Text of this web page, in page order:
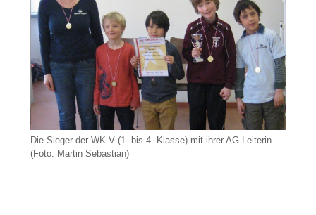
Die Sieger der WK V (1. bis 4. Klasse) mit ihrer AG-Leiterin
(Foto: Martin Sebastian)